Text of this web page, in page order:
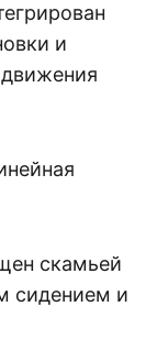
и
скамьей
сидением и